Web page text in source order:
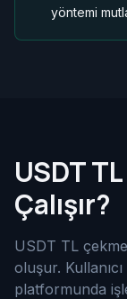
yöntemi
USDT
Çalışır?
USDT TL
oluşur.
platformunda